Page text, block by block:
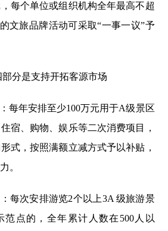
每个单位或组织机构全年最高不超
文旅品牌活动可采取“一事一议”予
部分是支持开拓客源市场
年安排至少100万元用于A级景区
宿、购物、娱乐等二次消费项目，
式，按照满额立减方式予以补贴，
。
次安排游览2个以上3A 级旅游景
范点的，全年累计人数在500人以